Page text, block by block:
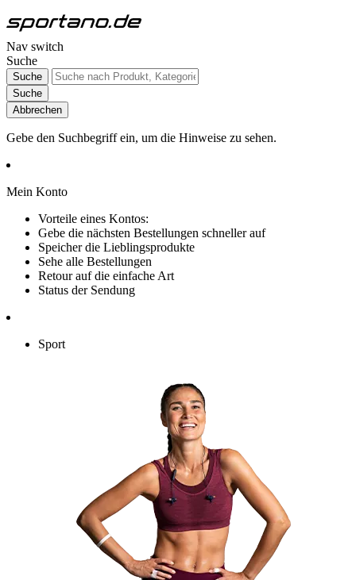
Nav switch
Suche
Suche
Suche
Abbrechen
Gebe den Suchbegriff ein, um die Hinweise zu sehen.
Mein Konto
Vorteile eines Kontos:
Gebe die nächsten Bestellungen schneller auf
Speicher die Lieblingsprodukte
Sehe alle Bestellungen
Retour auf die einfache Art
Status der Sendung
Sport